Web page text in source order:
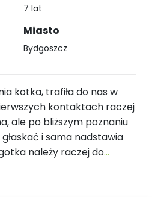
7 lat
Miasto
Bydgoszcz
kotka, trafiła do nas w
kontaktach raczej
ale po bliższym poznaniu
i sama nadstawia
należy raczej do...